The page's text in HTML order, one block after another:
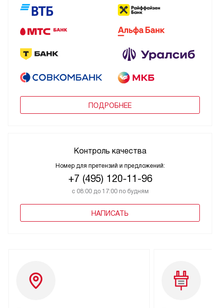
ПОДРОБНЕЕ
Контроль качества
Номер для претензий и предложений:
+7 (495) 120-11-96
с 08:00 до 17:00 по будням
НАПИСАТЬ